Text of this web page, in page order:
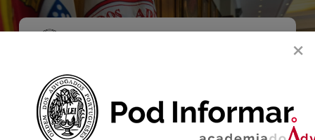
main
Menu
Direito da Família
×